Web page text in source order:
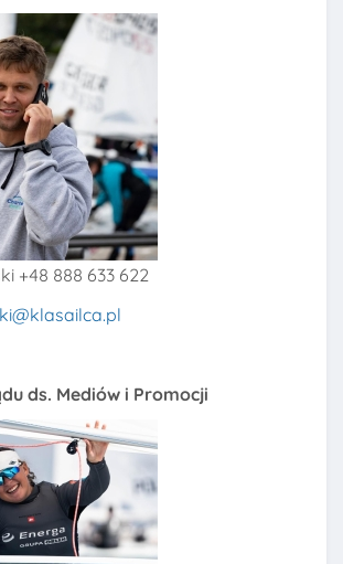
+48 888 633 622
ds. Mediów i Promocji